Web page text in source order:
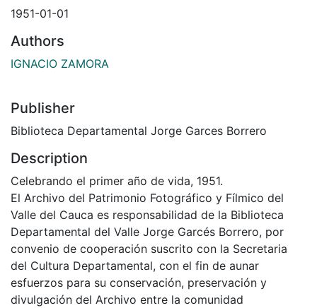
1951-01-01
Authors
IGNACIO ZAMORA
Publisher
Biblioteca Departamental Jorge Garces Borrero
Description
Celebrando el primer año de vida, 1951.
El Archivo del Patrimonio Fotográfico y Fílmico del
Valle del Cauca es responsabilidad de la Biblioteca
Departamental del Valle Jorge Garcés Borrero, por
convenio de cooperación suscrito con la Secretaria
del Cultura Departamental, con el fin de aunar
esfuerzos para su conservación, preservación y
divulgación del Archivo entre la comunidad